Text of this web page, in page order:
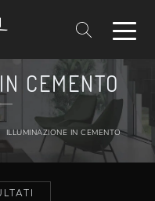
CEMENTO
ILLUMINAZIONE IN CEMENTO